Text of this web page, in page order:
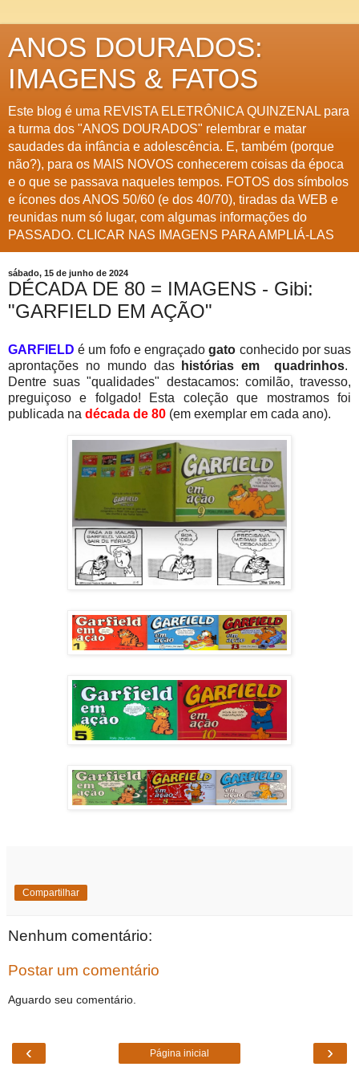
ANOS DOURADOS:
IMAGENS & FATOS
Este blog é uma REVISTA ELETRÔNICA QUINZENAL para
a turma dos "ANOS DOURADOS" relembrar e matar
saudades da infância e adolescência. E, também (porque
não?), para os MAIS NOVOS conhecerem coisas da época
e o que se passava naqueles tempos. FOTOS dos símbolos
e ícones dos ANOS 50/60 (e dos 40/70), tiradas da WEB e
reunidas num só lugar, com algumas informações do
PASSADO. CLICAR NAS IMAGENS PARA AMPLIÁ-LAS
sábado, 15 de junho de 2024
DÉCADA DE 80 = IMAGENS - Gibi:
"GARFIELD EM AÇÃO"
GARFIELDé um fofo e engraçadogato conhecido por suas
aprontações no mundo das
histórias em quadrinhos.
Dentre suas "qualidades" destacamos: comilão, travesso,
preguiçoso e folgado! Esta coleção que mostramos foi
publicada na década de 80 (em exemplar em cada ano).
Compartilhar
Nenhum comentário:
Postar um comentário
Aguardo seu comentário.
‹ ›
Página inicial